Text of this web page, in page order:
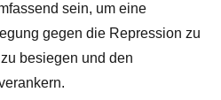
sein, um eine
gegen die Repression zu
besiegen und den